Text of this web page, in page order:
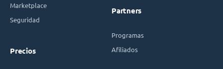
Marketplace
Seguridad
Precios
Partners
Programas
Afiliados